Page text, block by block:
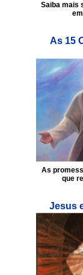
Saiba mais
As 15
As
que
Jesus